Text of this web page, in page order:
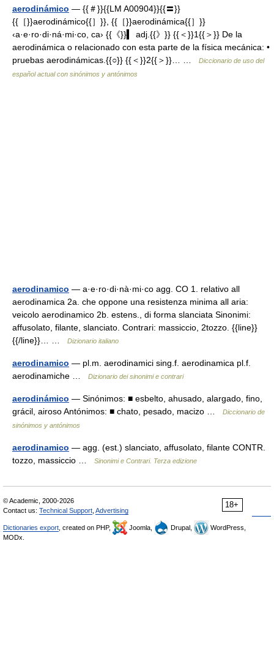
aerodinámico — {{＃}}{{LM A00904}}{{〓}}
{{［}}aerodinámico{{］}}, {{［}}aerodinámica{{］}}
‹a·e·ro·di·ná·mi·co, ca› {{《}}▍ adj.{{》}} {{＜}}1{{＞}} De la
aerodinámica o relacionado con esta parte de la física mecánica: •
pruebas aerodinámicas.{{○}} {{＜}}2{{＞}}… …
Diccionario de uso del
español actual con sinónimos y antónimos
aerodinamico — a·e·ro·di·nà·mi·co agg. CO 1. relativo all
aerodinamica 2a. che oppone una resistenza minima all aria:
veicolo aerodinamico 2b. estens., di forma slanciata Sinonimi:
affusolato, filante, slanciato. Contrari: massiccio, 2tozzo. {{line}}
{{/line}}… …
Dizionario italiano
aerodinamico — pl.m. aerodinamici sing.f. aerodinamica pl.f.
aerodinamiche …
Dizionario dei sinonimi e contrari
aerodinámico — Sinónimos: ■ esbelto, ahusado, alargado, fino,
grácil, airoso Antónimos: ■ chato, pesado, macizo …
Diccionario de
sinónimos y antónimos
aerodinamico — agg. (est.) slanciato, affusolato, filante CONTR.
tozzo, massiccio …
Sinonimi e Contrari. Terza edizione
18+
© Academic, 2000-2026
Contact us: Technical Support Advertising
Dictionaries export , created on PHP, Joomla, Drupal,
WordPress,
MODx.